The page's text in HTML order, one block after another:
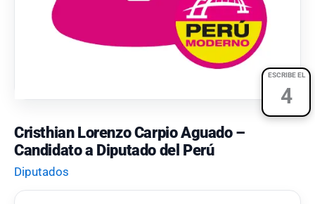
ESCRIBE EL
4
Cristhian Lorenzo Carpio Aguado –
Candidato a Diputado del Perú
Diputados